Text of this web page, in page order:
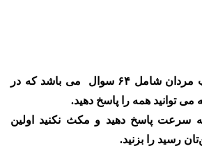
۱- تست آرکتایپ مردان شامل ۶۴ سوال می ‎باشد که در
سرعت پاسخ دهید و مکث نکنید اولین
رسید را بزنید.